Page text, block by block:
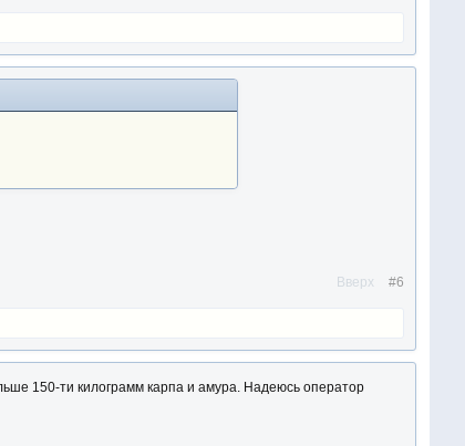
#6
Вверх
150-ти килограмм карпа и амура. Надеюсь оператор